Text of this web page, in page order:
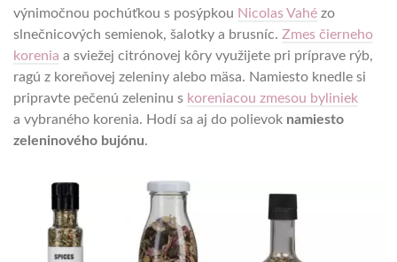
výnimočnou pochúťkou s posýpkou Nicolas Vahé zo
slnečnicových semienok, šalotky a brusníc. Zmes čierneho
korenia a sviežej citrónovej kôry využijete pri príprave rýb,
ragú z koreňovej zeleniny alebo mäsa. Namiesto knedle si
pripravte pečenú zeleninu s koreniacou zmesou byliniek
a vybraného korenia. Hodí sa aj do polievok namiesto
zeleninového bujónu.